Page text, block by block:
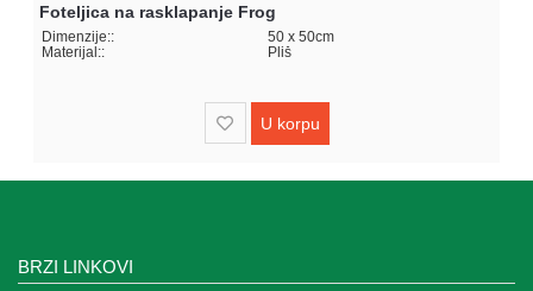
Foteljica na rasklapanje Frog
Dimenzije::
50 x 50cm
Materijal::
Pliš
U korpu
BRZI LINKOVI